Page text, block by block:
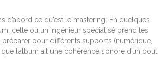
ce qu’est le mastering. En quelques
celle où un ingénieur spécialisé prend les
pour différents supports (numérique,
l’album ait une cohérence sonore d’un bout